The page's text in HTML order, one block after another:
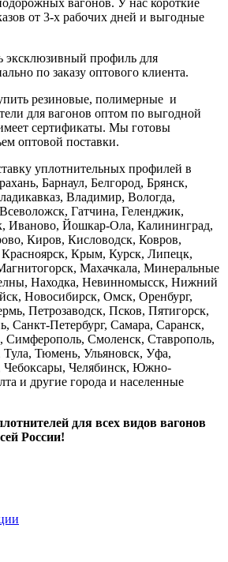
вагонов. У нас короткие
от 3-х рабочих дней и выгодные
профиль для
по заказу оптового клиента.
резиновые, полимерные и
для вагонов оптом по выгодной
сертификаты. Мы готовы
оптовой поставки.
уплотнительных профилей в
Барнаул, Белгород, Брянск,
Владимир, Вологда,
Гатчина, Геленджик,
Иваново, Йошкар-Ола, Калининград,
Киров, Кисловодск, Ковров,
Крым, Курск, Липецк,
Махачкала, Минеральные
Находка, Невинномысск, Нижний
Новосибирск, Омск, Оренбург,
Петрозаводск, Псков, Пятигорск,
Санкт-Петербург, Самара, Саранск,
Симферополь, Смоленск, Ставрополь,
Тюмень, Ульяновск, Уфа,
Чебоксары, Челябинск, Южно-
и другие города и населенные
для всех видов вагонов
России!